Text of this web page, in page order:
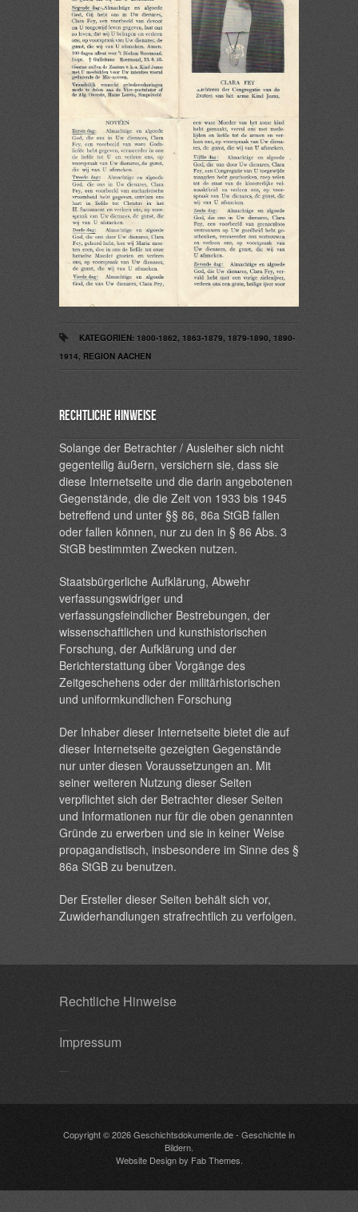
KATEGORIEN: 1800-1862, 1863-1879, 1879-1890, 1890-
1914, REGION AACHEN
Rechtliche Hinweise
Solange der Betrachter / Ausleiher sich nicht
gegenteilig äußern, versichern sie, dass sie
diese Internetseite und die darin angebotenen
Gegenstände, die die Zeit von 1933 bis 1945
betreffend und unter §§ 86, 86a StGB fallen
oder fallen können, nur zu den in § 86 Abs. 3
StGB bestimmten Zwecken nutzen.
Staatsbürgerliche Aufklärung, Abwehr
verfassungswidriger und
verfassungsfeindlicher Bestrebungen, der
wissenschaftlichen und kunsthistorischen
Forschung, der Aufklärung und der
Berichterstattung über Vorgänge des
Zeitgeschehens oder der militärhistorischen
und uniformkundlichen Forschung
Der Inhaber dieser Internetseite bietet die auf
dieser Internetseite gezeigten Gegenstände
nur unter diesen Voraussetzungen an. Mit
seiner weiteren Nutzung dieser Seiten
verpflichtet sich der Betrachter dieser Seiten
und Informationen nur für die oben genannten
Gründe zu erwerben und sie in keiner Weise
propagandistisch, insbesondere im Sinne des §
86a StGB zu benutzen.
Der Ersteller dieser Seiten behält sich vor,
Zuwiderhandlungen strafrechtlich zu verfolgen.
Rechtliche Hinweise
Impressum
Copyright © 2026Geschichtsdokumente.de- Geschichte in
Bildern.
Website Designby Fab Themes